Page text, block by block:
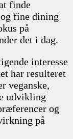
finde
fine dining
på
det i dag.
interesse
har resulteret
veganske,
udvikling
og
på